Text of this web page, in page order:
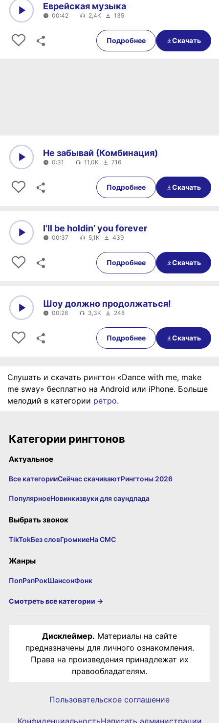
00:42
Еврейская музыка
00:42 2,4K 135
Подробнее Скачать
0:31
Не забывай (Комбинация)
0:31 11,0K 716
Подробнее Скачать
00:37
I’ll be holdin’ you forever
00:37 5,1K 439
Подробнее Скачать
00:26
Шоу должно продолжаться!
00:26 3,3K 248
Подробнее Скачать
Слушать и скачать рингтон «Dance with me, make
me sway» бесплатно на Android или iPhone. Больше
мелодий в категории ретро.
Категории рингтонов
Актуальное
Все категорииСейчас скачиваютРингтоны 2026
ПопулярноеНовинкизвуки для саундпада
Выбрать звонок
TikTokБез словГромкиеНа СМС
Жанры
ПопРэпРокШансонФонк
Смотреть все категории →
Дисклеймер. Материалы на сайте
предназначены для личного ознакомления.
Права на произведения принадлежат их
правообладателям.
Пользовательское соглашение
КонфиденциальностьНаписать администрации